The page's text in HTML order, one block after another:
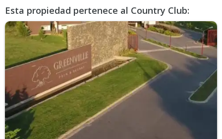
Esta propiedad pertenece al Country Club: